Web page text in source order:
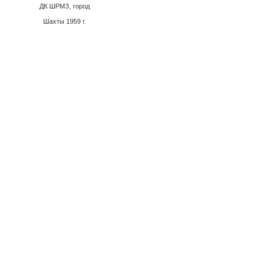
ДК ШРМЗ, город
Шахты 1959 г.